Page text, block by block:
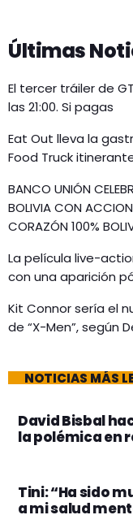
Últimas
El tercer tráiler de
las 21:00. Si pagas
Eat Out lleva la
Food Truck
BANCO UNIÓN
BOLIVIA CON
CORAZÓN 100%
La película live-
con una aparición
Kit Connor sería el
de “X-Men”, según
NOTICIAS MÁS
David Bisbal
la polémica en
Tini: “Ha sido
a mi salud